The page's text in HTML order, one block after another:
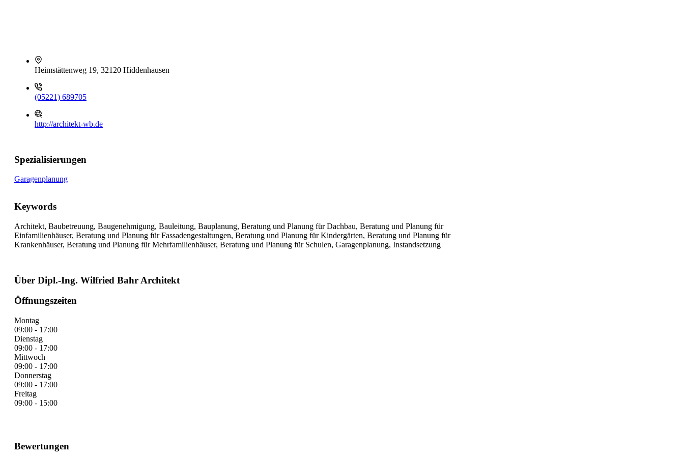
Heimstättenweg 19, 32120 Hiddenhausen
(05221) 689705
http://architekt-wb.de
Spezialisierungen
Garagenplanung
Keywords
Architekt, Baubetreuung, Baugenehmigung, Bauleitung, Bauplanung, Beratung und Planung für Dachbau, Beratung und Planung für
Einfamilienhäuser, Beratung und Planung für Fassadengestaltungen, Beratung und Planung für Kindergärten, Beratung und Planung für
Krankenhäuser, Beratung und Planung für Mehrfamilienhäuser, Beratung und Planung für Schulen, Garagenplanung, Instandsetzung
Über Dipl.-Ing. Wilfried Bahr Architekt
Öffnungszeiten
Montag
09:00 - 17:00
Dienstag
09:00 - 17:00
Mittwoch
09:00 - 17:00
Donnerstag
09:00 - 17:00
Freitag
09:00 - 15:00
Bewertungen